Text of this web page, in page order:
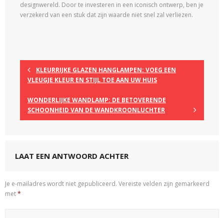
designwereld. Door te investeren in een iconisch ontwerp, ben je
verzekerd van een stuk dat zijn waarde niet snel zal verliezen.
KLEURRIJKE GLAZEN HANGLAMPEN: VOEG EEN
VLEUGJE KLEUR EN STIJL TOE AAN UW HUIS
WONDERLIJKE WANDLAMP: DE BETOVERENDE
SCHOONHEID VAN DE WANDKROONLUCHTER
LAAT EEN ANTWOORD ACHTER
Je e-mailadres wordt niet gepubliceerd. Vereiste velden zijn gemarkeerd
met*